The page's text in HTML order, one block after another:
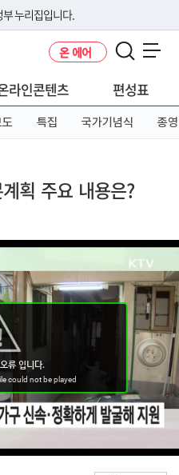
누리집입니다.
소를 사용하고 있다면 아래 URL에
온 에어
라인콘텐츠 편성표
특집 국가기념식 종영
획 주요 내용은?